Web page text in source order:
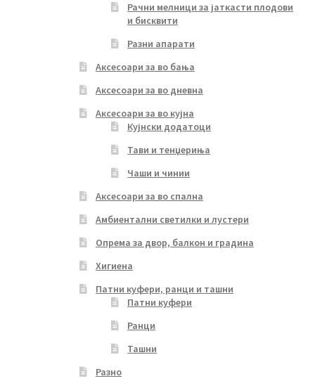
Рачни мелници за јаткасти плодови
и бисквити
Разни апарати
Аксесоари за во бања
Аксесоари за во дневна
Аксесоари за во кујна
Кујнски додатоци
Тави и тенџериња
Чаши и чинии
Аксесоари за во спална
Амбиентални светилки и лустери
Опрема за двор, балкон и градина
Хигиена
Патни куфери, ранци и ташни
Патни куфери
Ранци
Ташни
Разно